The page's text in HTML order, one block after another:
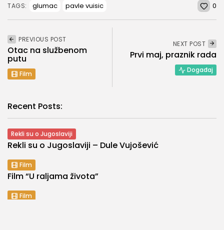
TAGS: glumac pavle vuisic 0
PREVIOUS POST
Otac na službenom
putu
Film
NEXT POST
Prvi maj, praznik rada
Događaj
Recent Posts:
Rekli su o Jugoslaviji
Rekli su o Jugoslaviji – Dule Vujošević
Film
Film “U raljama života”
Film